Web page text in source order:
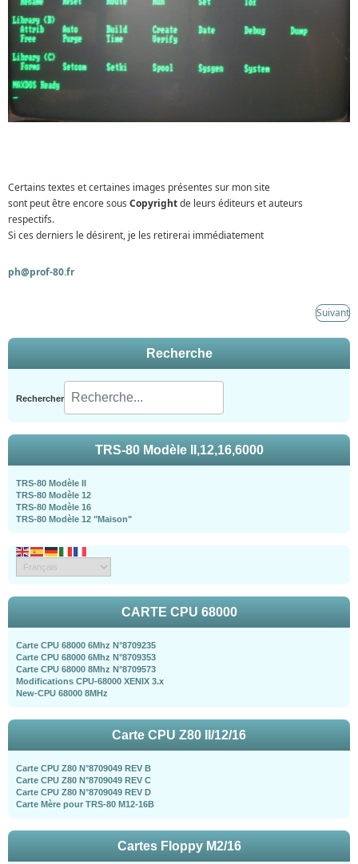
Certains textes et certaines images présentes sur mon site
sont peut être encore sous Copyrightde leurs éditeurs et auteurs
respectifs.
Si ces derniers le désirent, je les retirerai immédiatement
ph@prof-80.fr
Suivant
Recherche
Rechercher
TRS-80 Modèle II,12,16,6000
TRS-80 Modèle II
TRS-80 Modèle 12
TRS-80 Modèle 16
TRS-80 Modèle 12 "Maison"
CARTE CPU 68000
Carte CPU 68000 6Mhz N°8709235
Carte CPU 68000 6Mhz N°8709353
Carte CPU 68000 8Mhz N°8709573
Modifications CPU-68000 XENIX 3.x
New-CPU 68000 8MHz
Carte CPU Z80 II/12/16
Carte CPU Z80 N°8709049 REV B
Carte CPU Z80 N°8709049 REV C
Carte CPU Z80 N°8709049 REV D
Carte Mère pour TRS-80 M12-16B
Cartes Floppy M2/16